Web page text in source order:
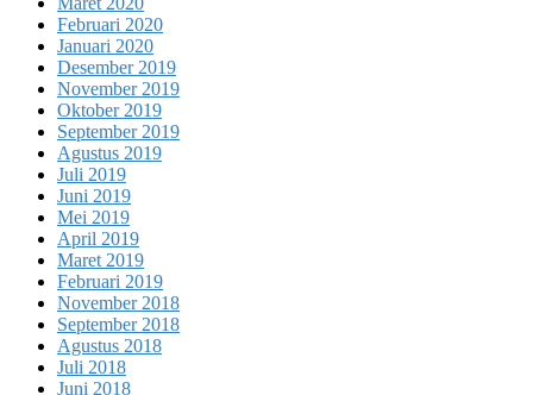
Februari 2020
Januari 2020
Desember 2019
November 2019
Oktober 2019
September 2019
Agustus 2019
Juli 2019
Juni 2019
Mei 2019
April 2019
Maret 2019
Februari 2019
November 2018
September 2018
Agustus 2018
Juli 2018
Juni 2018